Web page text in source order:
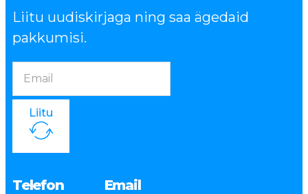
Liitu uudiskirjaga ning saa ägedaid
pakkumisi.
Liitu
Telefon Email